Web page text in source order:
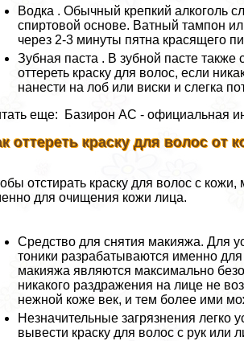
Водка . Обычный крепкий алкоголь
спиртовой основе. Ватный тампон
через 2-3 минуты пятна красящего
Зубная паста . В зубной пасте
оттереть краску для волос, если
нанести на лоб или виски и слегка
еще: Базирон АС - официальная
оттереть краску для волос
отстирать краску для волос с
для очищения кожи лица.
Средство для снятия макияжа. Для
тоники разpaбатываются именно
макияжа являются максимально
никакого раздражения на лице не
нежной коже век, и тем более ими
Незначительные загрязнения
вывести краску для волос с рук или